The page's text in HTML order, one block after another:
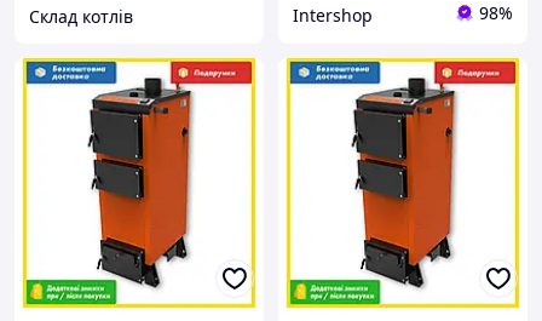
Склад котлів Intershop 98%